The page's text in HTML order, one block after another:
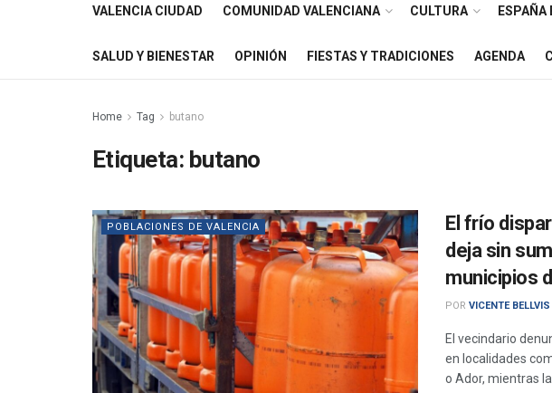
VALENCIA CIUDAD COMUNIDAD VALENCIANA CULTURA ESPAÑA
SALUD Y BIENESTAR OPINIÓN FIESTAS Y TRADICIONES AGENDA
Home Tag butano
Etiqueta: butano
POBLACIONES DE VALENCIA
El frío
deja sin
municipios
POR VICENTE BELLVIS
El vecindario
en localidades
o Ador, mientras